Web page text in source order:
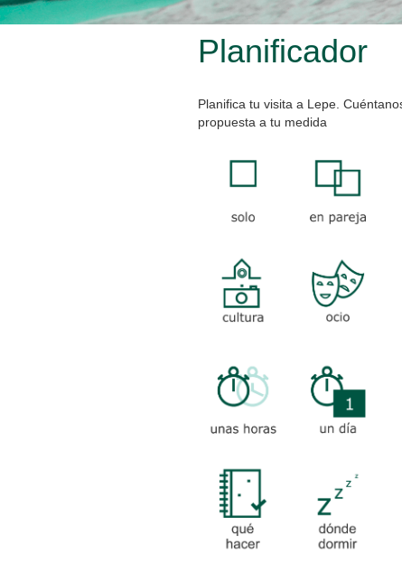
Planificador
Planifica tu visita a Lepe.
propuesta a tu medida
EN GRUPO EN PAREJA
CULTURA OCIO
UNAS
HORAS
UN DÍA
-CULTURAL